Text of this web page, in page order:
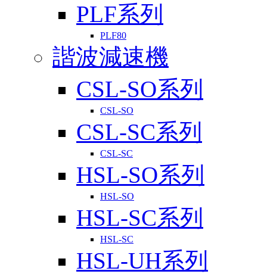
PLF系列
PLF80
諧波減速機
CSL-SO系列
CSL-SO
CSL-SC系列
CSL-SC
HSL-SO系列
HSL-SO
HSL-SC系列
HSL-SC
HSL-UH系列